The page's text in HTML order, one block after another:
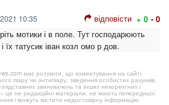
10:35 відповісти + 0 - 0
мотики і в поле. Тут господарюють
їх татусик іван козл омо р дов.
має розуміти, що коментування на сайті
піару чи антипіару, зведення особистих рахунків,
звинувачень та інших некоректних і
це не редакційні матеріали, не мають попередньої
і можуть містити недостовірну інформацію.